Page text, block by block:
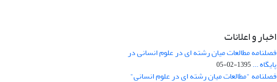
اخبار و اعلانات
فصلنامه مطالعات میان رشته ای در علوم انسانی در
پایگاه ...1395-02-05
فصلنامه "مطالعات میان رشته ای در علوم انسانی"